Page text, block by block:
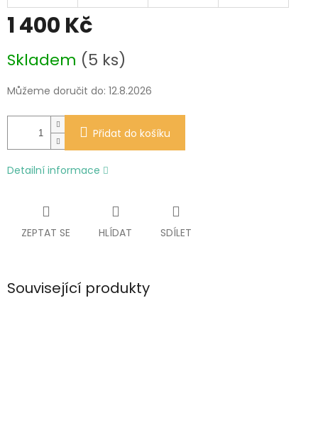
1 400 Kč
cena:
Skladem (5 ks)
Můžeme doručit do: 12.8.2026
Přidat do košíku
Detailní informace
ZEPTAT SE HLÍDAT SDÍLET
Související produkty